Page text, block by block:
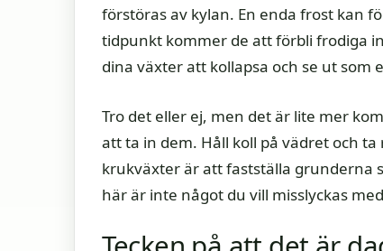
förstöras av kylan. En enda frost kan
tidpunkt kommer de att förbli frodiga
dina växter att kollapsa och se ut som
Tro det eller ej, men det är lite mer
att ta in dem. Håll koll på vädret och
krukväxter är att fastställa grunderna
här är inte något du vill misslyckas